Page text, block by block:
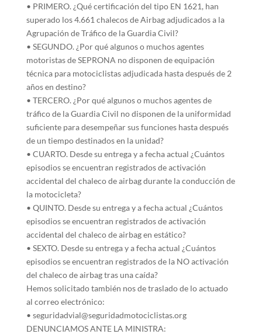
• PRIMERO. ¿Qué certificación del tipo EN 1621, han
superado los 4.661 chalecos de Airbag adjudicados a la
Agrupación de Tráfico de la Guardia Civil?
• SEGUNDO. ¿Por qué algunos o muchos agentes
motoristas de SEPRONA no disponen de equipación
técnica para motociclistas adjudicada hasta después de 2
años en destino?
• TERCERO. ¿Por qué algunos o muchos agentes de
tráfico de la Guardia Civil no disponen de la uniformidad
suficiente para desempeñar sus funciones hasta después
de un tiempo destinados en la unidad?
• CUARTO. Desde su entrega y a fecha actual ¿Cuántos
episodios se encuentran registrados de activación
accidental del chaleco de airbag durante la conducción de
la motocicleta?
• QUINTO. Desde su entrega y a fecha actual ¿Cuántos
episodios se encuentran registrados de activación
accidental del chaleco de airbag en estático?
• SEXTO. Desde su entrega y a fecha actual ¿Cuántos
episodios se encuentran registrados de la NO activación
del chaleco de airbag tras una caída?
Hemos solicitado también nos de traslado de lo actuado
al correo electrónico:
• seguridadvial@seguridadmotociclistas.org
DENUNCIAMOS ANTE LA MINISTRA: